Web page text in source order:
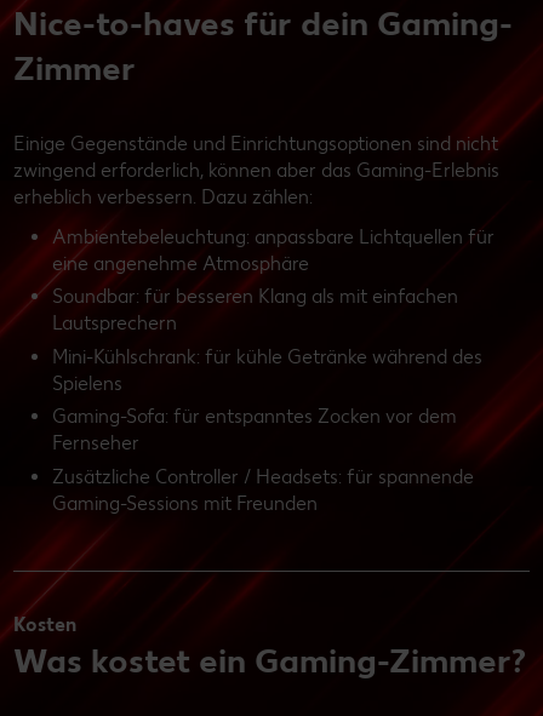
Nice-to-haves für dein Gaming-
Zimmer
Einige Gegenstände und Einrichtungsoptionen sind nicht
zwingend erforderlich, können aber das Gaming-Erlebnis
erheblich verbessern. Dazu zählen:
Ambientebeleuchtung: anpassbare Lichtquellen für
eine angenehme Atmosphäre
Soundbar: für besseren Klang als mit einfachen
Lautsprechern
Mini-Kühlschrank: für kühle Getränke während des
Spielens
Gaming-Sofa: für entspanntes Zocken vor dem
Fernseher
Zusätzliche Controller / Headsets: für spannende
Gaming-Sessions mit Freunden
Kosten
Was kostet ein Gaming-Zimmer?